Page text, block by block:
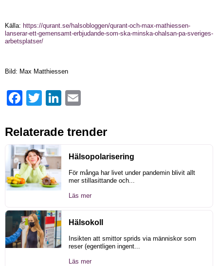
Källa: https://qurant.se/halsobloggen/qurant-och-max-mathiessen-
lanserar-ett-gemensamt-erbjudande-som-ska-minska-ohalsan-pa-sveriges-
arbetsplatser/
Bild: Max Matthiessen
FacebookTwitter LinkedIn
Relaterade trender
Hälsopolarisering
För många har livet under pandemin blivit allt
mer stillasittande och...
Läs mer
Hälsokoll
Insikten att smittor sprids via människor som
reser (egentligen ingent...
Läs mer